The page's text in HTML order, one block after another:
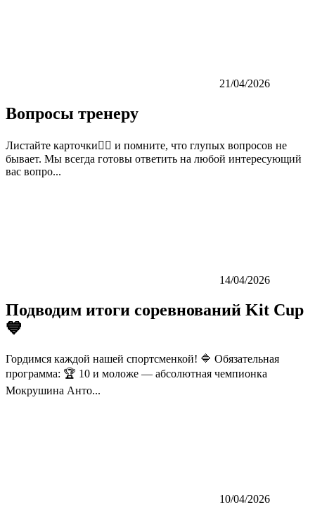
21/04/2026
Вопросы тренеру
Листайте карточки👉🏼 и помните, что глупых вопросов не
бывает. Мы всегда готовы ответить на любой интересующий
вас вопро...
14/04/2026
Подводим итоги соревнований Kit Cup
💙
Гордимся каждой нашей спортсменкой! 🔷 Обязательная
программа: 🏆 10 и моложе — абсолютная чемпионка
Мокрушина Анто...
10/04/2026